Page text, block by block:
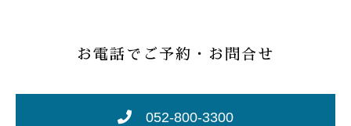
お電話でご予約・お問合せ
052-800-3300